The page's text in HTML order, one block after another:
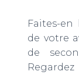
Faites-
de votre
de